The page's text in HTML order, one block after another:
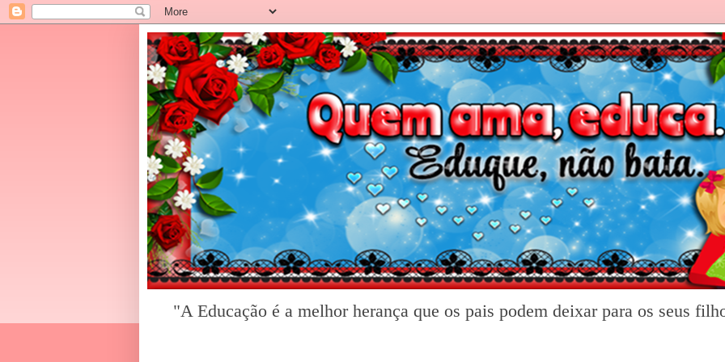
"A Educação é a melhor herança que os pais podem deixar para os seus